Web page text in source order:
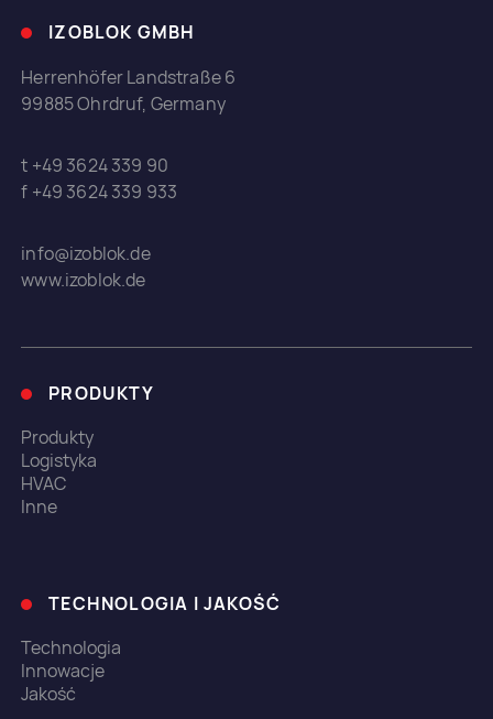
IZOBLOK GMBH
Herrenhöfer Landstraße 6
99885 Ohrdruf, Germany
t +49 3624 339 90
f +49 3624 339 933
info@izoblok.de
www.izoblok.de
PRODUKTY
Produkty
Logistyka
HVAC
Inne
TECHNOLOGIA I JAKOŚĆ
Technologia
Innowacje
Jakość